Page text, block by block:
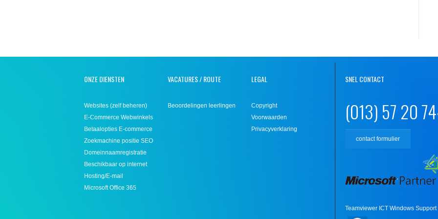
ONZE DIENSTEN
Websites (zelf beheren)
E-Commerce Webwinkels
Betaalopties E-commerce
Zoekmachine positie SEO
Domeinnaamregistratie
Beschikbaar op internet
Hosting/E-mail
Microsoft Office 365
VACATURES / ROUTE
Beoordelingen leerlingen
LEGAL
Copyright
Voorwaarden
Privacyverklaring
SNEL CONTACT
(013) 57 20
contact formulier
Teamviewer ICT Windows Support